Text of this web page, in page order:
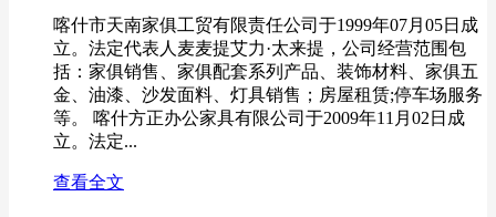
喀什市天南家俱工贸有限责任公司于1999年07月05日成
立。法定代表人麦麦提艾力·太来提，公司经营范围包
括：家俱销售、家俱配套系列产品、装饰材料、家俱五
金、油漆、沙发面料、灯具销售；房屋租赁;停车场服务
等。 喀什方正办公家具有限公司于2009年11月02日成
立。法定...
查看全文